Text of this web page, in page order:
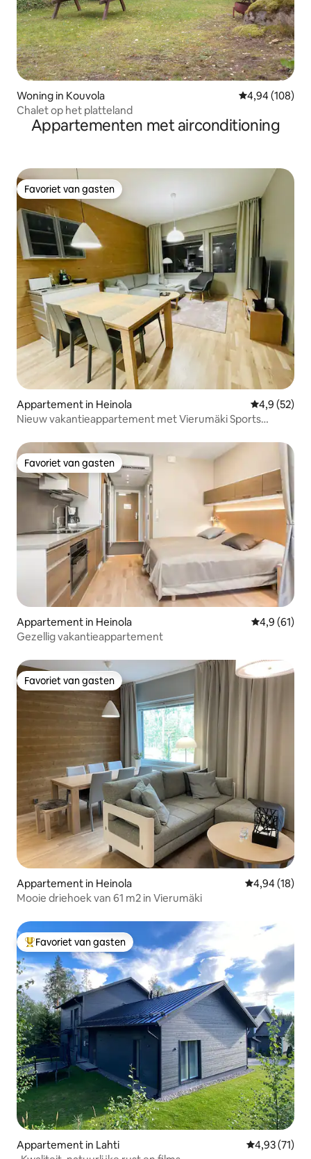
Woning in Kouvola Gemiddelde
4,94 (108)
Chalet op het platteland
Appartementen met airconditioning
Favoriet van gasten
Favoriet van gasten
Appartement in Heinola
4,9 (52)
Nieuw vakantieappartement met Vierumäki Sports
Favoriet van gasten
Favoriet van gasten
Appartement in Heinola
4,9 (61)
Gezellig vakantieappartement
Favoriet van gasten
Favoriet van gasten
Appartement in Heinola Gemiddelde
4,94 (18)
Mooie driehoek van 61 m2 in Vierumäki
Topfavoriet van gasten
Favoriet van gasten
Appartement in Lahti Gemiddelde
4,93 (71)